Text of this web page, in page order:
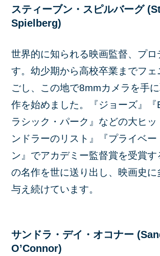
スティーブン・スピルバーグ
Spielberg)
世界的に知られる映画監督、プ
す。幼少期から高校卒業までフェ
ごし、この地で8mmカメラを手
作を始めました。『ジョーズ』『
ラシック・パーク』などの大ヒッ
ンドラーのリスト』『プライベー
ン』でアカデミー監督賞を受賞す
の名作を世に送り出し、映画史に
与え続けています。
サンドラ・デイ・オコナー
O’Connor)